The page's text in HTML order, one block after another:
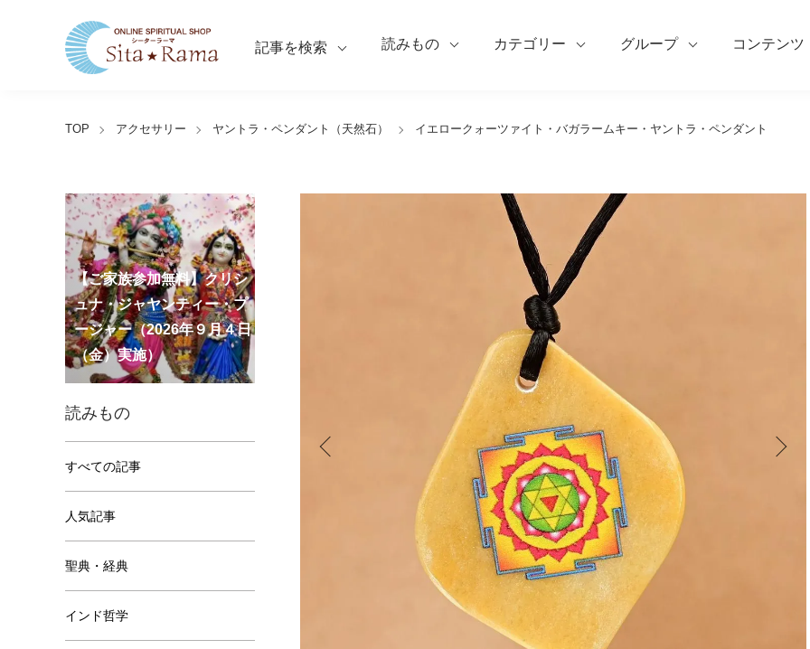
記事を検索 読みもの カテゴリー グループ コンテンツ
TOP アクセサリー ヤントラ・ペンダント（天然石） イエロークォーツァイト・バガラームキー・ヤントラ・ペンダント
【ご家族参加無料】ナ
ーガ・パンチャミー・プー
ジャー（2026年８月17日
（月）実施）
【ご家族参加無料】ヴ
ァラ・ラクシュミー・ヴラ
タ・プージャー（2026年８
月28日（金）実施）
【ご家族参加無料】サ
ンカタハラ・チャトゥルテ
ィー・プージャー（2026年
８月31日（月）実施）
【ご家族参加無料】クリシ
ュナ・ジャヤンティー・プ
ージャー（2026年９月４日
（金）実施）
【ご家族参加無料】ガ
ネーシャ・チャトゥルティ
ー・プージャー（2026年９
月14日（月）実施）
【ご家族参加無料】マ
ハーラクシュミー・ヴラ
タ・プージャー（2026年９
月19日（土）実施）
【ご家族参加無料】マ
ハーラヤー・アマーヴァシ
ャー・プージャー（2026年
10月10日（土）実施）
第220回グループ・ホ
ーマ（ナーガ・パンチャミ
ー、2026年８月17日（月）
実施）
第221回グループ・ホ
ーマ（ガーヤトリー・ジャ
ヤンティー、2026年８月28
日（金）実施）
アンナダーナ・プロジェク
ト（食事の奉仕）
ポストコロナ福祉活動支援
募金
読みもの
すべての記事
人気記事
聖典・経典
インド哲学